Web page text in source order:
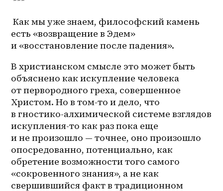
Как мы уже знаем, философский камень
есть «возвращение в Эдем»
и «восстановление после падения».
В христианском смысле это может быть
объяснено как искупление человека
от первородного греха, совершенное
Христом. Но в том-то и дело, что
в гностико-алхимической системе взглядов
искупления-то как раз пока еще
и не произошло — точнее, оно произошло
опосредованно, потенциально, как
обретение возможности того самого
«сокровенного знания», а не как
свершившийся факт в традиционном